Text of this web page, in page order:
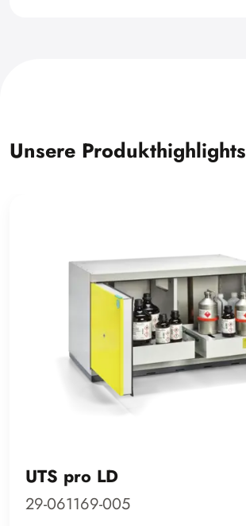
Unsere Produkthighlights
UTS pro LD
29-061169-005